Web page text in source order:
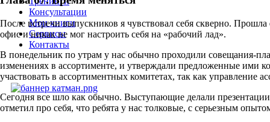
Консультации
Мои книги
Сервисы
Контакты
После встречи выпускников я чувствовал себя скверно.
офис и никак не мог настроить себя на «рабочий лад».
В понедельник по утрам у нас обычно проходили совещания-
изменениях в ассортименте, и утверждали предложенные ими
участвовать в ассортиментных комитетах, так как управление
Сегодня все шло как обычно. Выступающие делали
отметил про себя, что ребята у нас толковые, с серьезным